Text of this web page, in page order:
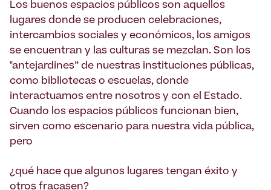
Los buenos espacios públicos son aquellos
lugares donde se producen celebraciones,
intercambios sociales y económicos, los amigos
se encuentran y las culturas se mezclan. Son los
"antejardines” de nuestras instituciones públicas,
como bibliotecas o escuelas, donde
interactuamos entre nosotros y con el Estado.
Cuando los espacios públicos funcionan bien,
sirven como escenario para nuestra vida pública,
pero
¿qué hace que algunos lugares tengan éxito y
otros fracasen?